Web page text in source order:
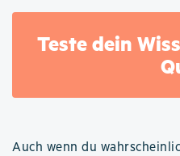
Teste dein
Auch wenn du